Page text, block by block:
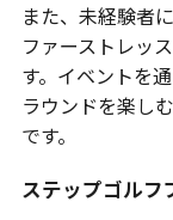
また、未経験者
ファーストレッ
す。イベントを
ラウンドを楽し
です。
ステップゴルフ